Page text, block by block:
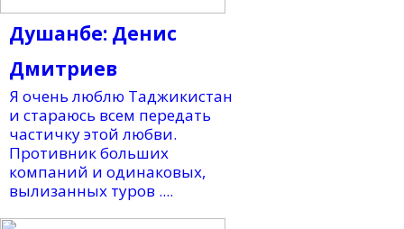
Душанбе: Денис
Дмитриев
Я очень люблю Таджикистан
и стараюсь всем передать
частичку этой любви.
Противник больших
компаний и одинаковых,
вылизанных туров ....